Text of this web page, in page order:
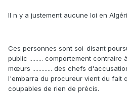
Il n y a justement aucune loi en
Ces personnes sont soi-disant
public ......... comportement contraire
mœurs ............. des chefs
l'embarra du procureur vient du fait
coupables de rien de précis.